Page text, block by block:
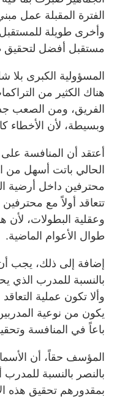
الفترة المقبلة عمل
وأخرى طويلة
مستقبل أفضل لتحقيق
المسؤولية الكبرى بلا
هناك الكثير من
الفريق، ومن الصعب
وبسيطة، لأن الأخطاء
أعتقد أن المنافسة
الحالي باتت أسهل من
محترفين داخل أرضية
تتعاقد أولاً مع
وعقلية البطولات،
طوال الأعوام الماضية.
إضافة إلى ذلك، يجب
بالنسبة للمدرب الذي
وألا تكون عملية
يكون من نوعية
باعاً في المنافسة
المؤسف حقاً، أن
بالنصر بالنسبة للمدرب
بمقدورهم تحقيق هذه